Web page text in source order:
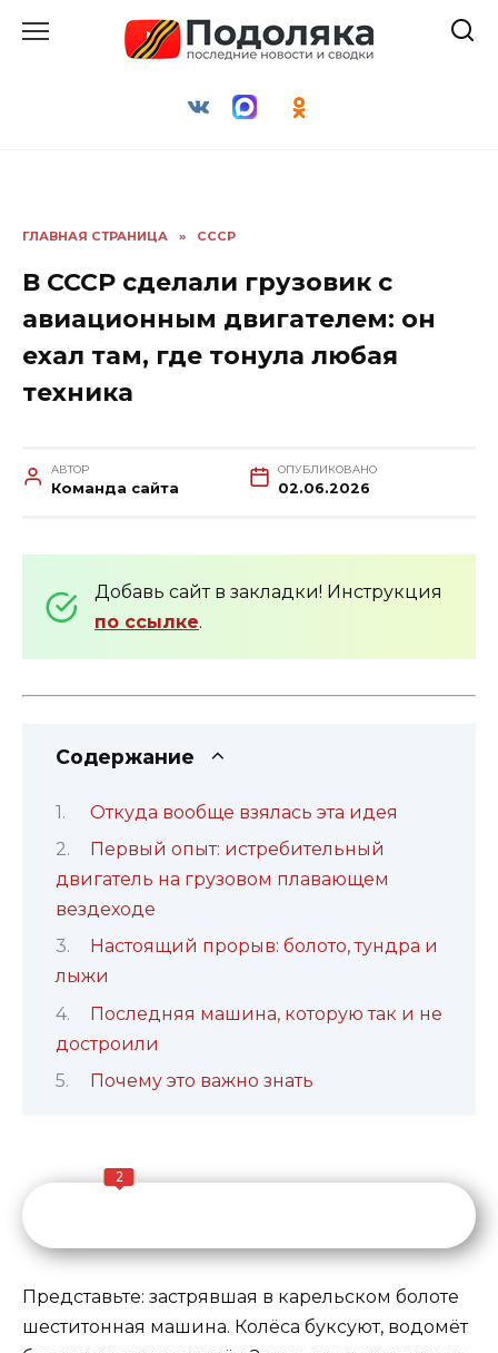
ГЛАВНАЯ СТРАНИЦА » СССР
В СССР сделали грузовик с
авиационным двигателем: он
ехал там, где тонула любая
техника
АВТОР
Команда сайта
ОПУБЛИКОВАНО
02.06.2026
Добавь сайт в закладки! Инструкция
по ссылке.
Содержание
Откуда вообще взялась эта идея
Первый опыт: истребительный
двигатель на грузовом плавающем
вездеходе
Настоящий прорыв: болото, тундра и
лыжи
Последняя машина, которую так и не
достроили
Почему это важно знать
2
Представьте: застрявшая в карельском болоте
шеститонная машина. Колёса буксуют, водомёт